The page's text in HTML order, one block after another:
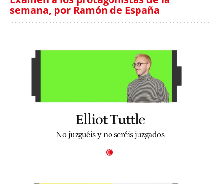
semana, por Ramón de España
Elliot Tuttle
No juzguéis y no seréis juzgados